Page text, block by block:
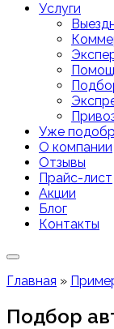
Услуги
Уже
О компании
Отзывы
Прайс-лист
Акции
Блог
Контакты
Главная »
Подбор